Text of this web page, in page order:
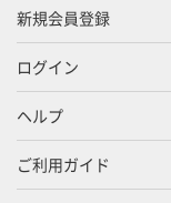
新規会員登録
ログイン
ヘルプ
ご利用ガイド